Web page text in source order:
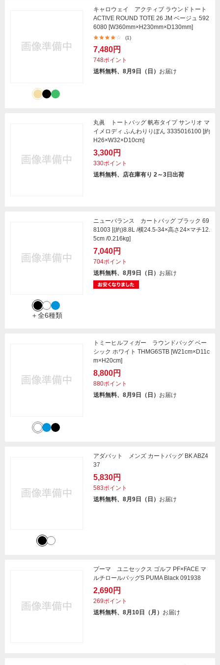
キャロウェイ アクティブ ラウンドトート
ACTIVE ROUND TOTE 26 JM ベージュ 592
6080 [W360mm×H230mm×D130mm]
(1)
7,480円
748ポイント
送料無料、8月9日（日） お届け
丸眞 トートバッグ 帆布タイプ サンリオ マ
イメロディ ふんわりりぼん 3335016100 [約
H26×W32×D10cm]
3,300円
330ポイント
送料無料、店在庫有り 2～3日出荷
＋全6種類
ニューバランス カートバッグ ブラック 69
81003 [(約)8.8L /横24.5-34×高さ24×マチ12.
5cm /0.216kg]
7,040円
704ポイント
送料無料、8月9日（日） お届け
トミーヒルフィガー ラウンドバッグ ベー
シック ホワイト THMG6STB [W21cm×D11c
m×H20cm]
8,800円
880ポイント
送料無料、8月9日（日） お届け
アダバット メンズ カートバッグ BK ABZ4
37
5,830円
583ポイント
送料無料、8月9日（日） お届け
プーマ ユニセックス ゴルフ PF×FACE マ
ルチロールバッグS PUMA Black 091938
2,690円
269ポイント
送料無料、8月10日（月） お届け